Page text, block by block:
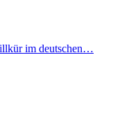
im deutschen…